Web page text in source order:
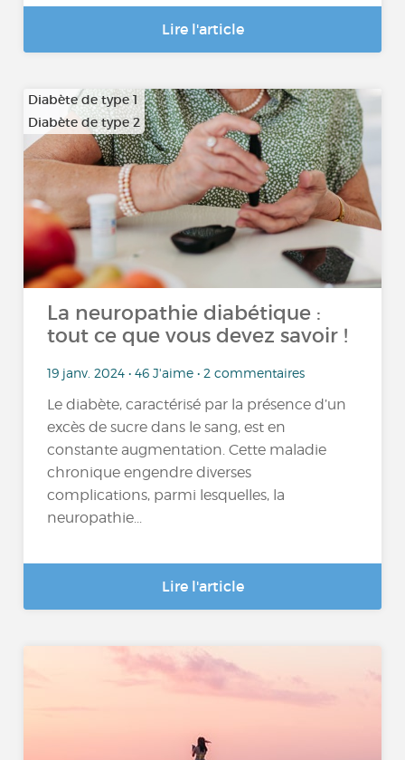
Lire l'article
Diabète de type 1
Diabète de type 2
La neuropathie diabétique :
tout ce que vous devez savoir !
19 janv. 2024 • 46 J'aime • 2 commentaires
Le diabète, caractérisé par la présence d’un
excès de sucre dans le sang, est en
constante augmentation. Cette maladie
chronique engendre diverses
complications, parmi lesquelles, la
neuropathie...
Lire l'article